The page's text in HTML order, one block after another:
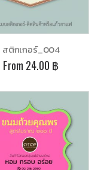
สติกเกอร์_004
From 24.00 ฿
0out of 5
From 3.00฿
out of 5
From3.00฿